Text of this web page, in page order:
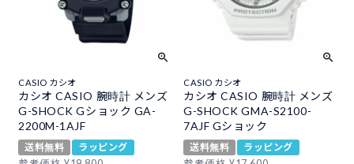
CASIO カシオ
カシオ CASIO 腕時計 メンズ
G-SHOCK Gショック GA-
2200M-1AJF
送料無料
ラッピング
CASIO カシオ
カシオ CASIO 腕時計 メンズ
G-SHOCK GMA-S2100-
7AJF Gショック
送料無料
ラッピング